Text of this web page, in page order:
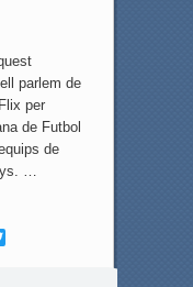
parlem de
per
de Futbol
de
…
T